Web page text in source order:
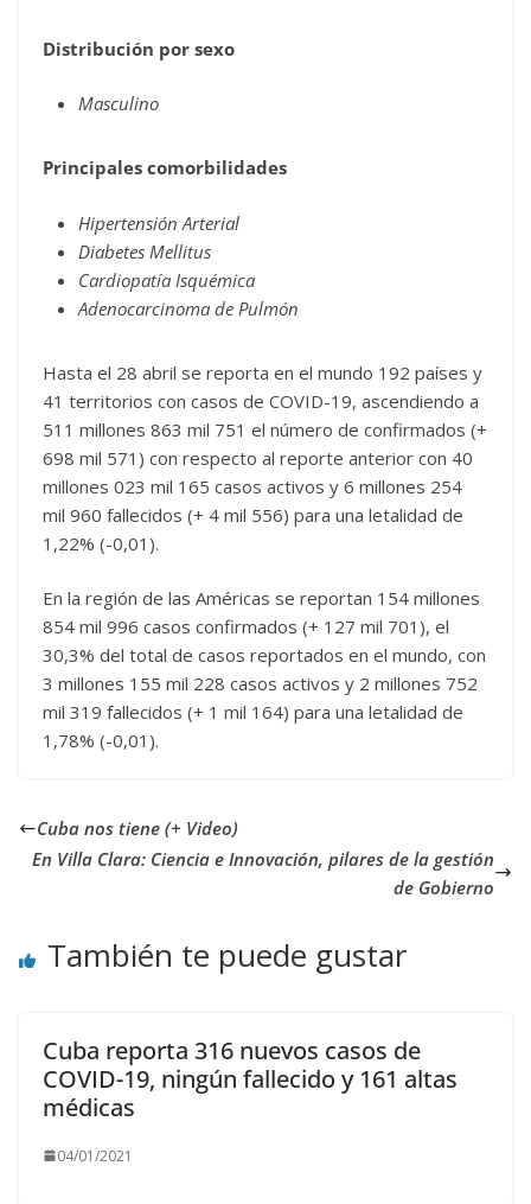
Distribución por sexo
Masculino
Principales comorbilidades
Hipertensión Arterial
Diabetes Mellitus
Cardiopatía Isquémica
Adenocarcinoma de Pulmón
Hasta el 28 abril se reporta en el mundo 192 países y
41 territorios con casos de COVID-19, ascendiendo a
511 millones 863 mil 751 el número de confirmados (+
698 mil 571) con respecto al reporte anterior con 40
millones 023 mil 165 casos activos y 6 millones 254
mil 960 fallecidos (+ 4 mil 556) para una letalidad de
1,22% (-0,01).
En la región de las Américas se reportan 154 millones
854 mil 996 casos confirmados (+ 127 mil 701), el
30,3% del total de casos reportados en el mundo, con
3 millones 155 mil 228 casos activos y 2 millones 752
mil 319 fallecidos (+ 1 mil 164) para una letalidad de
1,78% (-0,01).
Cuba nos tiene (+ Video)
En Villa Clara: Ciencia e Innovación, pilares de la gestión
de Gobierno
También te puede gustar
Cuba reporta 316 nuevos casos de
COVID-19, ningún fallecido y 161 altas
médicas
04/01/2021